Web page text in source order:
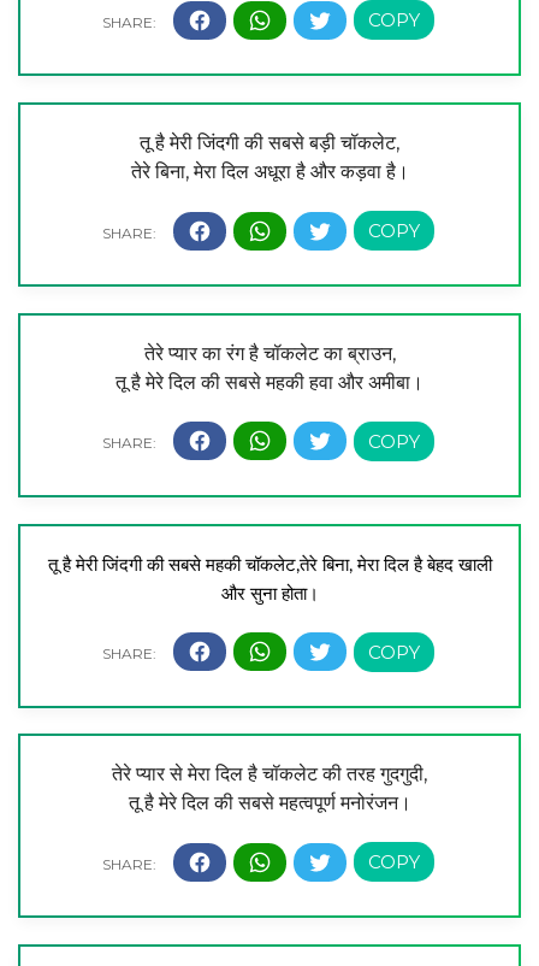
तू है मेरी जिंदगी की सबसे बड़ी चॉकलेट,
तेरे बिना, मेरा दिल अधूरा है और कड़वा है।
तेरे प्यार का रंग है चॉकलेट का ब्राउन,
तू है मेरे दिल की सबसे महकी हवा और अमीबा।
तू है मेरी जिंदगी की सबसे महकी चॉकलेट,तेरे बिना, मेरा दिल है बेहद खाली
और सुना होता।
तेरे प्यार से मेरा दिल है चॉकलेट की तरह गुदगुदी,
तू है मेरे दिल की सबसे महत्वपूर्ण मनोरंजन।